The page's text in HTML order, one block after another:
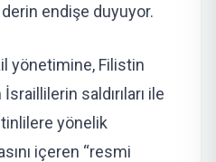
endişe duyuyor.
yönetimine, Filistin
saldırıları ile
yönelik
içeren “resmi